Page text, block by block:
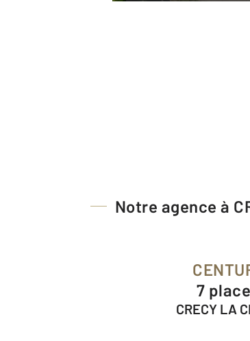
Notre agence à
7
CRECY LA